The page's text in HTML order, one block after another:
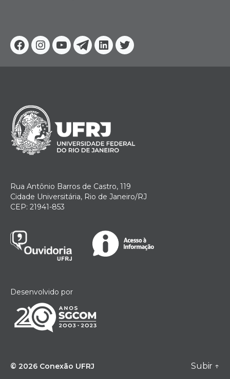
Facebook
Instagram
YoutubeTelegram
Linkedin
Twitter
Rua Antônio Barros de Castro, 119
Cidade Universitária, Rio de Janeiro/RJ
CEP: 21941-853
Desenvolvido por
© 2026 Conexão UFRJ Subir ↑